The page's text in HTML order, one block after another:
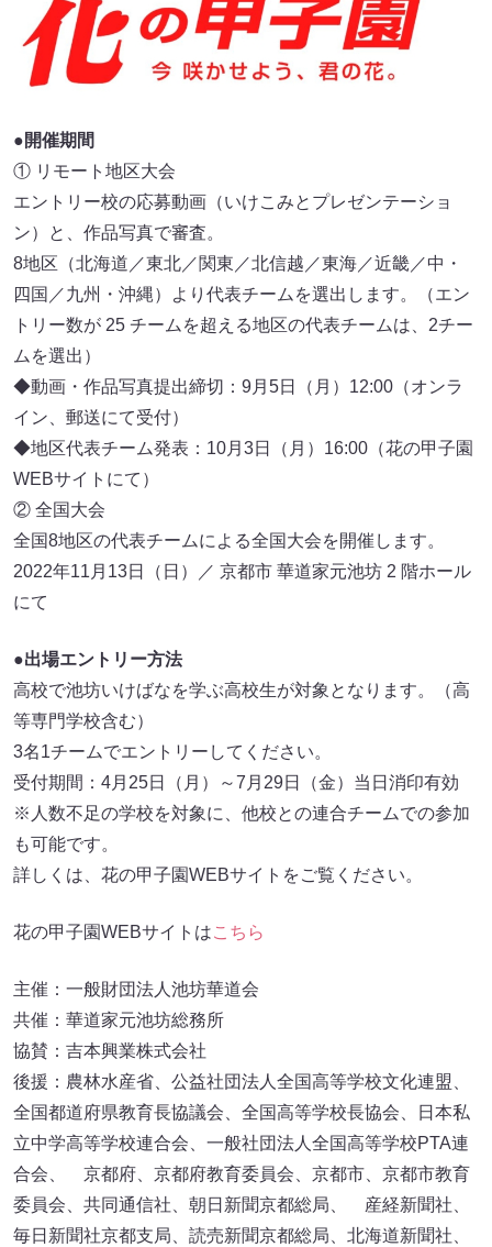
●開催期間
① リモート地区大会
エントリー校の応募動画（いけこみとプレゼンテーショ
ン）と、作品写真で審査。
8地区（北海道／東北／関東／北信越／東海／近畿／中・
四国／九州・沖縄）より代表チームを選出します。（エン
トリー数が 25 チームを超える地区の代表チームは、2チー
ムを選出）
◆動画・作品写真提出締切：9月5日（月）12:00（オンラ
イン、郵送にて受付）
◆地区代表チーム発表：10月3日（月）16:00（花の甲子園
WEBサイトにて）
② 全国大会
全国8地区の代表チームによる全国大会を開催します。
2022年11月13日（日）／ 京都市 華道家元池坊 2 階ホール
にて
●出場エントリー方法
高校で池坊いけばなを学ぶ高校生が対象となります。（高
等専門学校含む）
3名1チームでエントリーしてください。
受付期間：4月25日（月）～7月29日（金）当日消印有効
※人数不足の学校を対象に、他校との連合チームでの参加
も可能です。
詳しくは、花の甲子園WEBサイトをご覧ください。
花の甲子園WEBサイトはこちら
主催：一般財団法人池坊華道会
共催：華道家元池坊総務所
協賛：吉本興業株式会社
後援：農林水産省、公益社団法人全国高等学校文化連盟、
全国都道府県教育長協議会、全国高等学校長協会、日本私
立中学高等学校連合会、一般社団法人全国高等学校PTA連
合会、 京都府、京都府教育委員会、京都市、京都市教育
委員会、共同通信社、朝日新聞京都総局、 産経新聞社、
毎日新聞社京都支局、読売新聞京都総局、北海道新聞社、